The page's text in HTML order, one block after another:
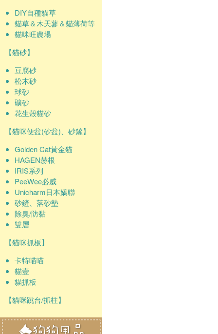
DIY自種貓草
貓草＆木天蓼＆貓薄荷等
貓咪旺農場
【貓砂】
豆腐砂
松木砂
球砂
礦砂
花生殼貓砂
【貓咪便盆(砂盆)、砂鏟】
Golden Cat黃金貓
HAGEN赫根
IRIS系列
PeeWee必威
Unicharm日本嬌聯
砂鏟、落砂墊
除臭/防黏
雙層
【貓咪抓板】
卡特喵喵
貓壹
貓抓板
【貓咪跳台/抓柱】